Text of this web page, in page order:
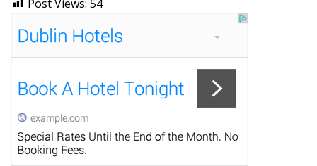
Post Views: 54